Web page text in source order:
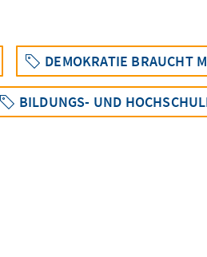
DEMOKRATIE BRAUCHT
BILDUNGS- UND